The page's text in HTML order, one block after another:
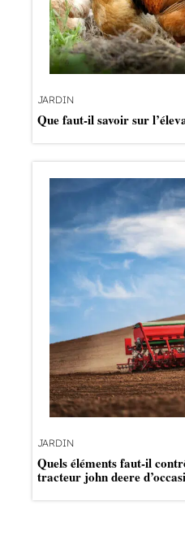
JARDIN
Que faut-il savoir sur
JARDIN
Quels éléments faut-il
tracteur john deere